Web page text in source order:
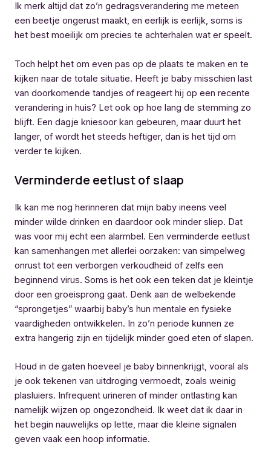
Ik merk altijd dat zo’n gedragsverandering me meteen
een beetje ongerust maakt, en eerlijk is eerlijk, soms is
het best moeilijk om precies te achterhalen wat er speelt.
Toch helpt het om even pas op de plaats te maken en te
kijken naar de totale situatie. Heeft je baby misschien last
van doorkomende tandjes of reageert hij op een recente
verandering in huis? Let ook op hoe lang de stemming zo
blijft. Een dagje kniesoor kan gebeuren, maar duurt het
langer, of wordt het steeds heftiger, dan is het tijd om
verder te kijken.
Verminderde eetlust of slaap
Ik kan me nog herinneren dat mijn baby ineens veel
minder wilde drinken en daardoor ook minder sliep. Dat
was voor mij echt een alarmbel. Een verminderde eetlust
kan samenhangen met allerlei oorzaken: van simpelweg
onrust tot een verborgen verkoudheid of zelfs een
beginnend virus. Soms is het ook een teken dat je kleintje
door een groeisprong gaat. Denk aan de welbekende
“sprongetjes” waarbij baby’s hun mentale en fysieke
vaardigheden ontwikkelen. In zo’n periode kunnen ze
extra hangerig zijn en tijdelijk minder goed eten of slapen.
Houd in de gaten hoeveel je baby binnenkrijgt, vooral als
je ook tekenen van uitdroging vermoedt, zoals weinig
plasluiers. Infrequent urineren of minder ontlasting kan
namelijk wijzen op ongezondheid. Ik weet dat ik daar in
het begin nauwelijks op lette, maar die kleine signalen
geven vaak een hoop informatie.